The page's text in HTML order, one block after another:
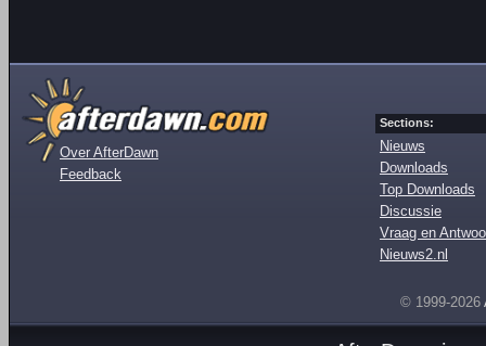
Over AfterDawn
Feedback
Sections:
Nieuws
Downloads
Top Downloads
Discussie
Vraag en
Nieuws2.nl
© 1999-2026